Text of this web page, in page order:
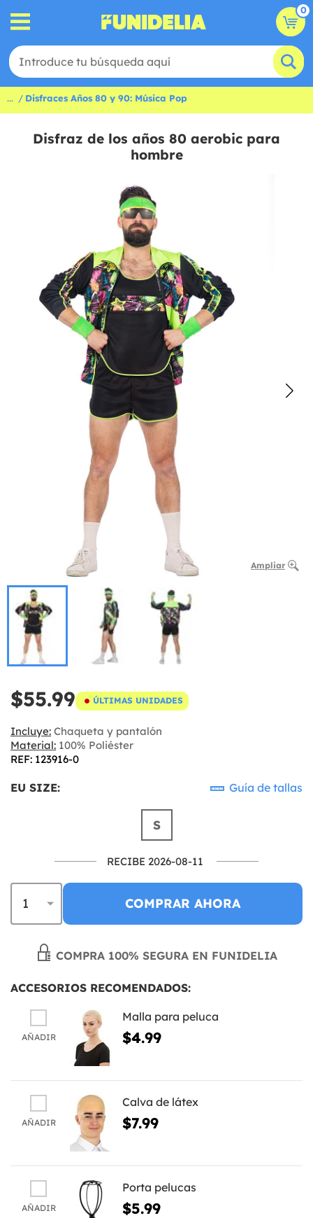
0
... Disfraces Años 80 y 90: Música Pop
Disfraz de los años 80 aerobic para
hombre
Ampliar
$55.99 ÚLTIMAS UNIDADES
Incluye: Chaqueta y pantalón
Material: 100% Poliéster
REF: 123916-0
EU SIZE: Guía de tallas
S
RECIBE 2026-08-11
COMPRAR AHORA
COMPRA 100% SEGURA EN FUNIDELIA
ACCESORIOS RECOMENDADOS:
AÑADIR
Malla para peluca
$4.99
AÑADIR
Calva de látex
$7.99
AÑADIR
Porta pelucas
$5.99